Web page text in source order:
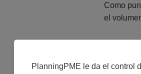
Como
el
PlanningPME le da el control